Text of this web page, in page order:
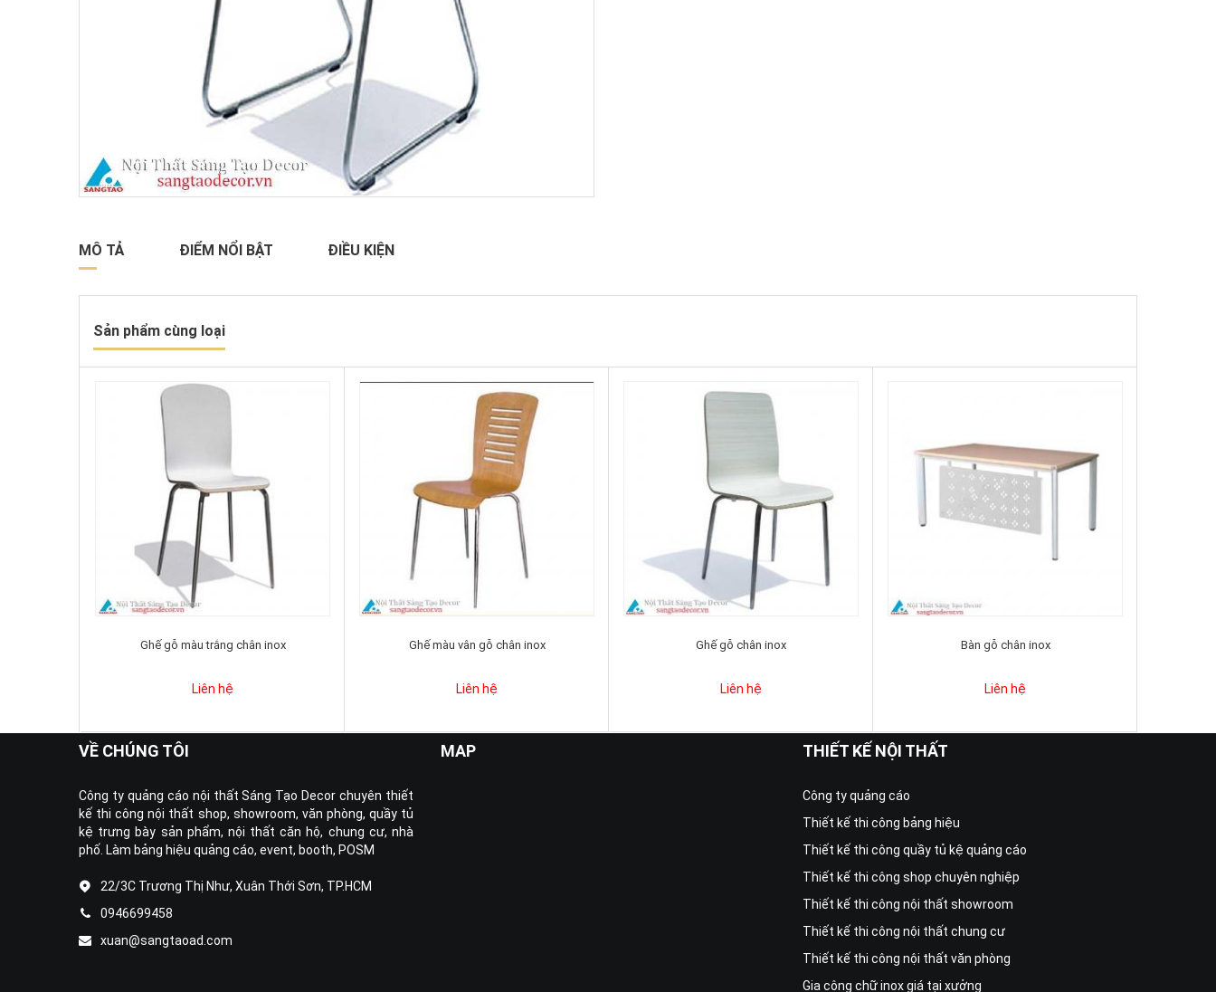
MÔ TẢ ĐIỂM NỔI BẬT ĐIỀU KIỆN
Sản phẩm cùng loại
Ghế gỗ màu trắng chân inox
Liên hệ
Ghế màu vân gỗ chân inox
Liên hệ
Ghế gỗ chân inox
Liên hệ
Bàn gỗ chân inox
Liên hệ
VỀ CHÚNG TÔI
Công ty quảng cáo nội thất Sáng Tạo Decor chuyên thiết
kế thi công nội thất shop, showroom, văn phòng, quầy tủ
kệ trưng bày sản phẩm, nội thất căn hộ, chung cư, nhà
phố. Làm bảng hiệu quảng cáo, event, booth, POSM
22/3C Trương Thị Như, Xuân Thới Sơn, TP.HCM
0946699458
xuan@sangtaoad.com
MAP THIẾT KẾ NỘI THẤT
Công ty quảng cáo
Thiết kế thi công bảng hiệu
Thiết kế thi công quầy tủ kệ quảng cáo
Thiết kế thi công shop chuyên nghiệp
Thiết kế thi công nội thất showroom
Thiết kế thi công nội thất chung cư
Thiết kế thi công nội thất văn phòng
Gia công chữ inox giá tại xưởng